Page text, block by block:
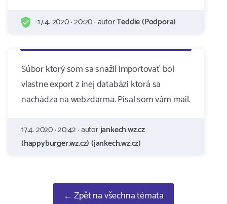
17.4. 2020 · 20:20 · autorTeddie (Podpora)
Súbor ktorý som sa snažil importovať bol
vlastne export z inej databázi ktorá sa
nachádza na webzdarma. Písal som vám mail.
17.4. 2020 · 20:42 · autorjankech.wz.cz
(happyburger.wz.cz) (jankech.wz.cz)
← Zpět na všechna témata